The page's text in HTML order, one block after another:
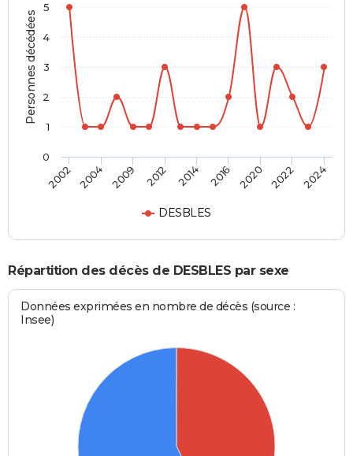
Personnes décédées
DESBLES
2002 2004 2009 2012 2014 2016 2020 2022 2024
0
1
2
3
4
5
Répartition des décès de DESBLES par sexe
Données exprimées en nombre de décès (source :
Insee)